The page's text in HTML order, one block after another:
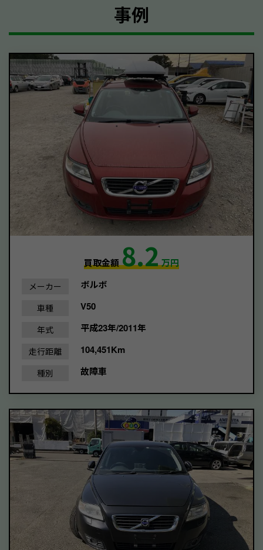
事例
買取金額8.2万円
メーカー ボルボ
車種 V50
年式 平成23年/2011年
走行距離 104,451Km
種別 故障車